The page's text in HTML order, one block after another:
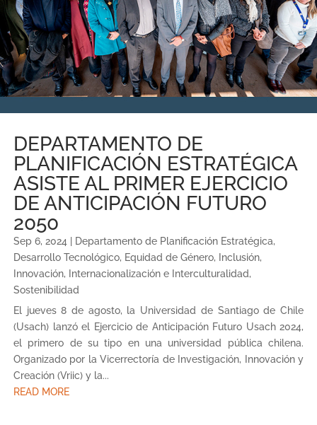
DEPARTAMENTO DE
PLANIFICACIÓN ESTRATÉGICA
ASISTE AL PRIMER EJERCICIO
DE ANTICIPACIÓN FUTURO
2050
Sep 6, 2024 Departamento de Planificación Estratégica,
Desarrollo Tecnológico, Equidad de Género, Inclusión,
Innovación, Internacionalización e Interculturalidad,
Sostenibilidad
El jueves 8 de agosto, la Universidad de Santiago de Chile
(Usach) lanzó el Ejercicio de Anticipación Futuro Usach 2024,
el primero de su tipo en una universidad pública chilena.
Organizado por la Vicerrectoría de Investigación, Innovación y
Creación (Vriic) y la...
READ MORE